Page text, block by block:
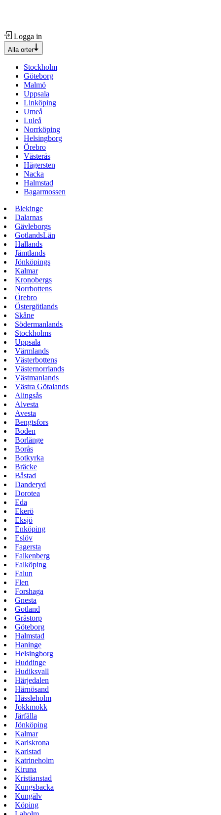
Logga in
Alla orter
Stockholm
Göteborg
Malmö
Uppsala
Linköping
Umeå
Luleå
Norrköping
Helsingborg
Örebro
Västerås
Hägersten
Nacka
Halmstad
Bagarmossen
Blekinge
Dalarnas
Gävleborgs
GotlandsLän
Hallands
Jämtlands
Jönköpings
Kalmar
Kronobergs
Norrbottens
Örebro
Östergötlands
Skåne
Södermanlands
Stockholms
Uppsala
Värmlands
Västerbottens
Västernorrlands
Västmanlands
Västra Götalands
Alingsås
Alvesta
Avesta
Bengtsfors
Boden
Borlänge
Borås
Botkyrka
Bräcke
Båstad
Danderyd
Dorotea
Eda
Ekerö
Eksjö
Enköping
Eslöv
Fagersta
Falkenberg
Falköping
Falun
Flen
Forshaga
Gnesta
Gotland
Grästorp
Göteborg
Halmstad
Haninge
Helsingborg
Huddinge
Hudiksvall
Härjedalen
Härnösand
Hässleholm
Jokkmokk
Järfälla
Jönköping
Kalmar
Karlskrona
Karlstad
Katrineholm
Kiruna
Kristianstad
Kungsbacka
Kungälv
Köping